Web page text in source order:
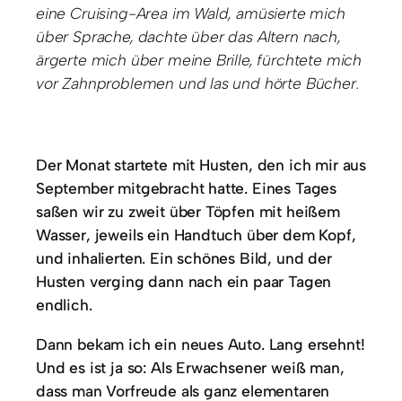
eine Cruising-Area im Wald, amüsierte mich
über Sprache, dachte über das Altern nach,
ärgerte mich über meine Brille, fürchtete mich
vor Zahnproblemen und las und hörte Bücher.
Der Monat startete mit Husten, den ich mir aus
September mitgebracht hatte. Eines Tages
saßen wir zu zweit über Töpfen mit heißem
Wasser, jeweils ein Handtuch über dem Kopf,
und inhalierten. Ein schönes Bild, und der
Husten verging dann nach ein paar Tagen
endlich.
Dann bekam ich ein neues Auto. Lang ersehnt!
Und es ist ja so: Als Erwachsener weiß man,
dass man Vorfreude als ganz elementaren